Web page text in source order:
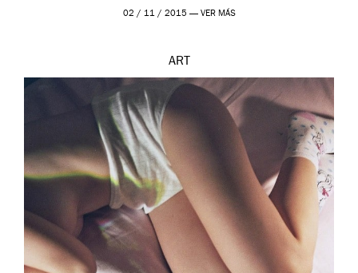
prueba en el Tate […]
02 / 11 / 2015 — VER MÁS
ART